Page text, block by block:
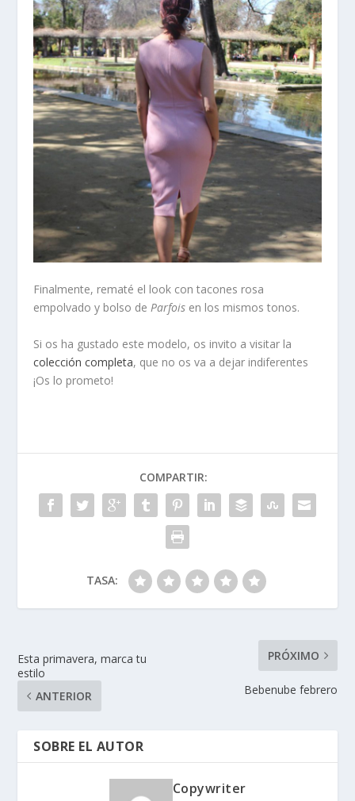
Finalmente, rematé el look con tacones rosa
empolvado y bolso deParfois en los mismos tonos.
Si os ha gustado este modelo, os invito a visitar la
colección completa, que no os va a dejar indiferentes
¡Os lo prometo!
COMPARTIR:
TASA:
Esta primavera, marca tu
estilo
ANTERIOR
PRÓXIMO
Bebenube febrero
SOBRE EL AUTOR
Copywriter